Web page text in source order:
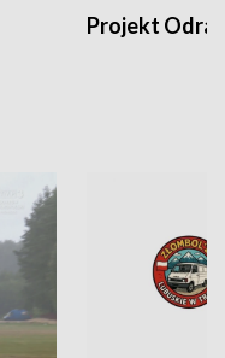
Projekt Odra